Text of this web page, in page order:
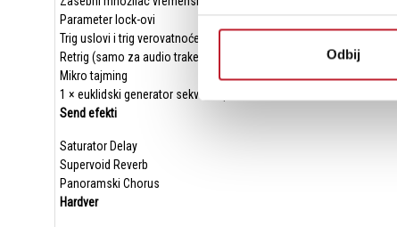
Odbij
Parameter lock-ovi
Trig uslovi i trig verovatnoće
Retrig (samo za audio trake)
Mikro tajming
1 × euklidski generator sekvenci po kanalu
Send efekti
Saturator Delay
Supervoid Reverb
Panoramski Chorus
Hardver